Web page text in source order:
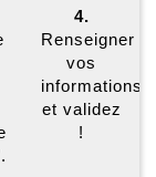
4.
Renseigner
vos
informations
et validez
!